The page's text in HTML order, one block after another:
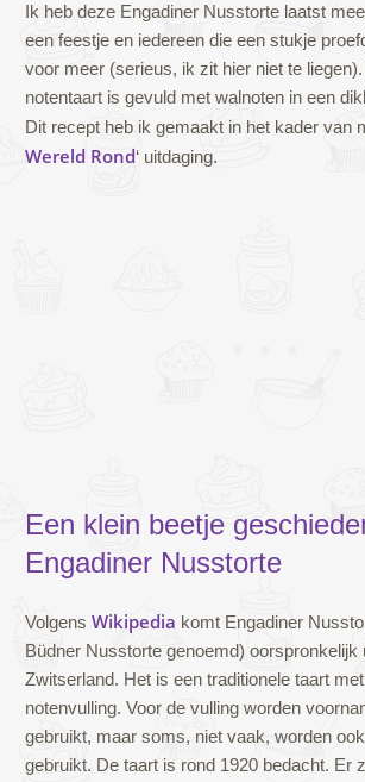
Ik heb deze Engadiner Nusstorte laatst
een feestje en iedereen die een stukje
voor meer (serieus, ik zit hier niet te
notentaart is gevuld met walnoten in een
Dit recept heb ik gemaakt in het kader van
Wereld Rond‘ uitdaging.
Een klein beetje
Engadiner Nusstorte
Volgens Wikipedia komt Engadiner
Büdner Nusstorte genoemd) oorspronkelijk
Zwitserland. Het is een traditionele taart
notenvulling. Voor de vulling worden
gebruikt, maar soms, niet vaak, worden
gebruikt. De taart is rond 1920 bedacht. Er